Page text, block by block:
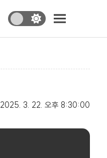
2025. 3. 22. 오후 8:30:00